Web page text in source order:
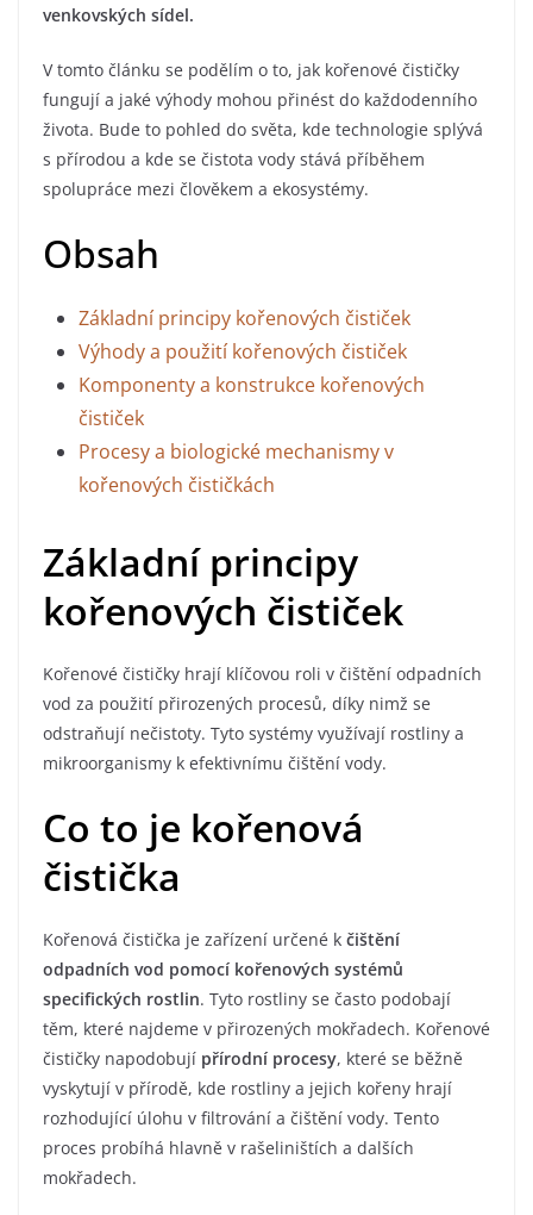
venkovských sídel.
V tomto článku se podělím o to, jak kořenové čističky
fungují a jaké výhody mohou přinést do každodenního
života. Bude to pohled do světa, kde technologie splývá
s přírodou a kde se čistota vody stává příběhem
spolupráce mezi člověkem a ekosystémy.
Obsah
Základní principy kořenových čističek
Výhody a použití kořenových čističek
Komponenty a konstrukce kořenových
čističek
Procesy a biologické mechanismy v
kořenových čističkách
Základní principy
kořenových čističek
Kořenové čističky hrají klíčovou roli v čištění odpadních
vod za použití přirozených procesů, díky nimž se
odstraňují nečistoty. Tyto systémy využívají rostliny a
mikroorganismy k efektivnímu čištění vody.
Co to je kořenová
čistička
Kořenová čistička je zařízení určené k čištění
odpadních vod pomocí kořenových systémů
specifických rostlin. Tyto rostliny se často podobají
těm, které najdeme v přirozených mokřadech. Kořenové
čističky napodobují přírodní procesy, které se běžně
vyskytují v přírodě, kde rostliny a jejich kořeny hrají
rozhodující úlohu v filtrování a čištění vody. Tento
proces probíhá hlavně v rašeliništích a dalších
mokřadech.